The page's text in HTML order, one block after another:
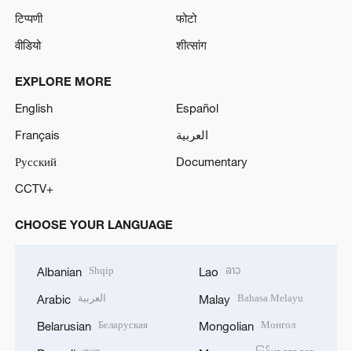
टिप्पणी
फोटो
वीडियो
शीत्सांग
EXPLORE MORE
English
Español
Français
العربية
Русский
Documentary
CCTV+
CHOOSE YOUR LANGUAGE
Albanian Shqip
Arabic العربية
Belarusian Беларуская
Lao ລາວ
Malay Bahasa Melayu
Mongolian Монгол